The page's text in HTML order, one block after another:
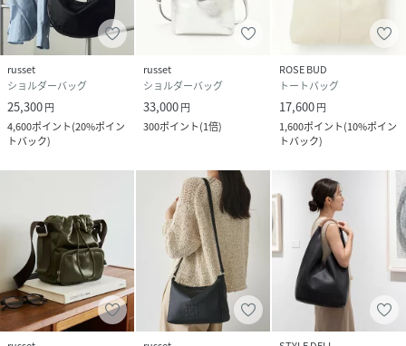
russet
ショルダーバッグ
25,300円
4,600ポイント(20%ポイン
トバック)
russet
ショルダーバッグ
33,000円
300ポイント(1倍)
ROSE BUD
トートバッグ
17,600円
1,600ポイント(10%ポイン
トバック)